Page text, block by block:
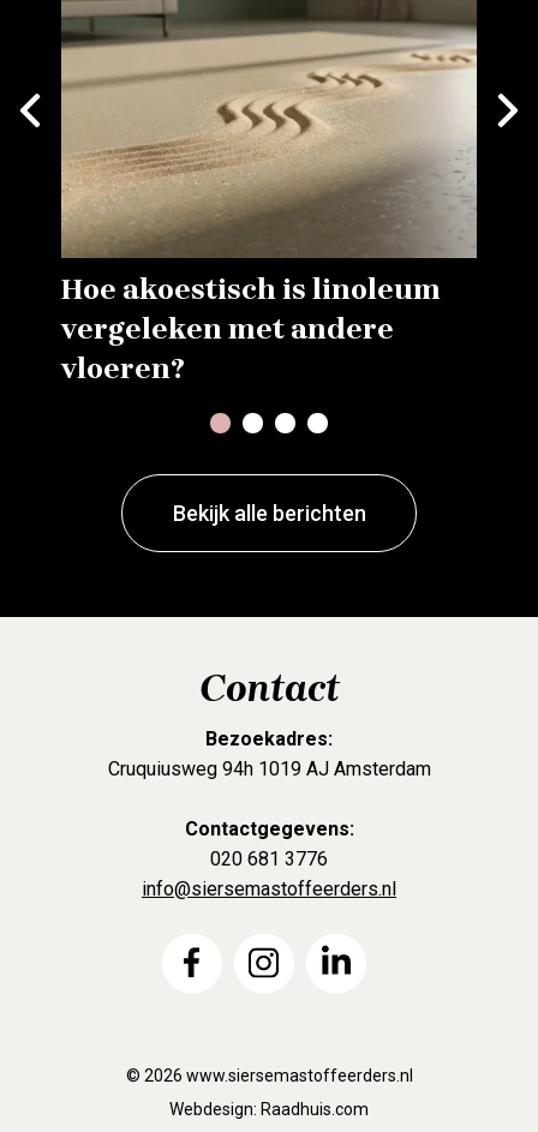
Hoe akoestisch is linoleum
vergeleken met andere
vloeren?
Next
Bekijk alle berichten
Contact
Bezoekadres:
Cruquiusweg 94h 1019 AJ Amsterdam
Contactgegevens:
020 681 3776
info@siersemastoffeerders.nl
© 2026 www.siersemastoffeerders.nl
Webdesign: Raadhuis.com